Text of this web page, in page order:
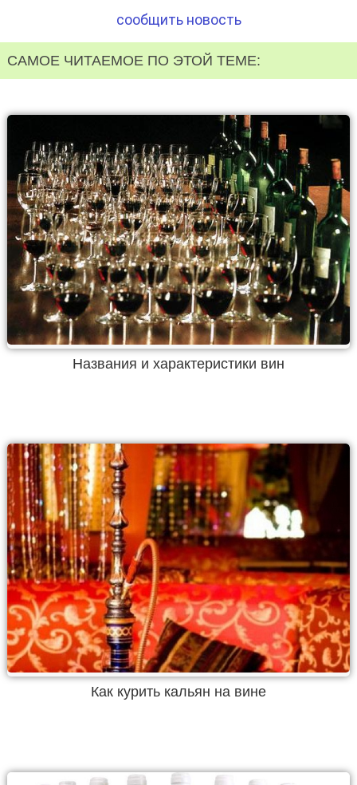
сообщить новость
САМОЕ ЧИТАЕМОЕ ПО ЭТОЙ ТЕМЕ:
Названия и характеристики вин
Как курить кальян на вине